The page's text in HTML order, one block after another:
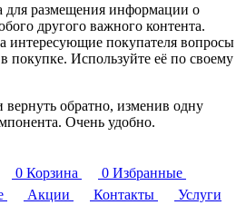
для размещения информации о
другого важного контента.
интересующие покупателя вопросы
покупке. Используйте её по своему
обратно, изменив одну
Очень удобно.
0 Корзина 0 Избранные
Акции Контакты
Услуги